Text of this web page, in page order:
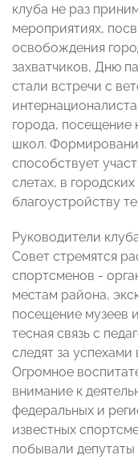
клуба не раз
мероприятиях,
освобождения
захватчиков, Дню
стали встречи с
города, посещение
школ.
способствует
слетах, в
благоустройству
Руководители
Совет стремятся
спортсменов -
местам района,
посещение музеев
тесная связь с
следят за
Огромное
внимание к
федеральных и
известных
побывали